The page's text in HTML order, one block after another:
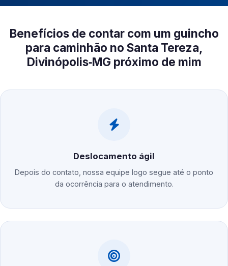
Benefícios de contar com um guincho
para caminhão no Santa Tereza,
Divinópolis‑MG próximo de mim
Deslocamento ágil
Depois do contato, nossa equipe logo segue até o ponto
da ocorrência para o atendimento.